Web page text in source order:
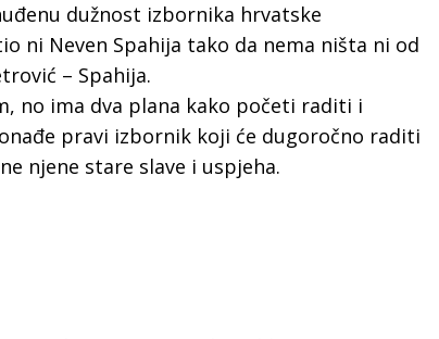
dužnost izbornika hrvatske
ni Neven Spahija tako da nema ništa ni od
– Spahija.
no ima dva plana kako početi raditi i
pravi izbornik koji će dugoročno raditi
njene stare slave i uspjeha.
ZAVRŠNICA TROKUT
AKADEMIJE: Sutra susret ideja,
iskustava i ljudi koji žele aktivno
sudjelovati u stvaranju
poduzetničke budućnosti lokalne
zajednice